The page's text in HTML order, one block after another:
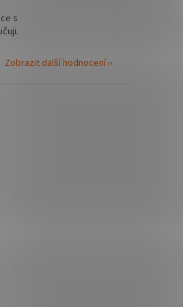
s
Zobrazit další hodnocení